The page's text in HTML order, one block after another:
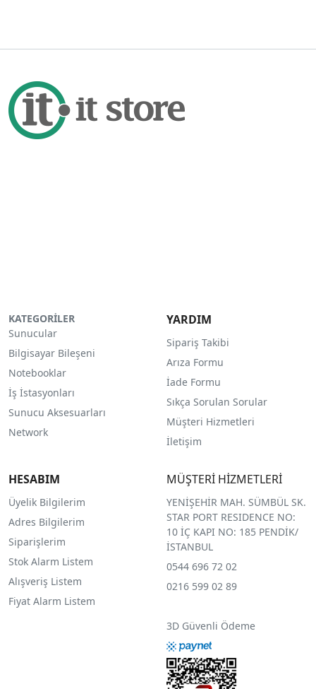
KATEGORİLER
Sunucular
Bilgisayar Bileşeni
Notebooklar
İş İstasyonları
Sunucu Aksesuarları
Network
YARDIM
Sipariş Takibi
Arıza Formu
İade Formu
Sıkça Sorulan Sorular
Müşteri Hizmetleri
İletişim
HESABIM
Üyelik Bilgilerim
Adres Bilgilerim
Siparişlerim
Stok Alarm Listem
Alışveriş Listem
Fiyat Alarm Listem
MÜŞTERİ HİZMETLERİ
YENİŞEHİR MAH. SÜMBÜL SK.
STAR PORT RESIDENCE NO:
10 İÇ KAPI NO: 185 PENDİK/
İSTANBUL
0544 696 72 02
0216 599 02 89
3D Güvenli Ödeme